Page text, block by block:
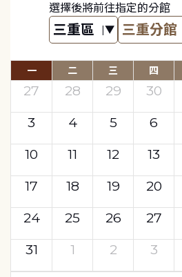
選擇後將前往指定的分館
一 二 三 四
27 28 29 30
3
4 5 6
10
11 12 13
17
18 19 20
24
25 26 27
31
1 2 3